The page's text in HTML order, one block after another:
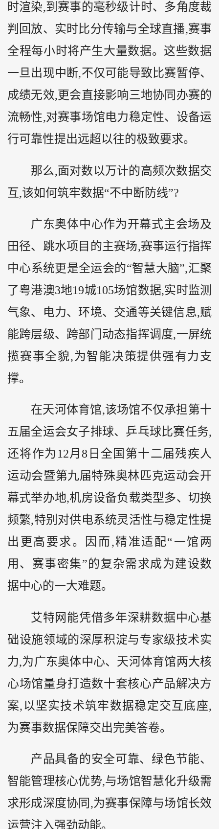
时渲染,到赛事的毫秒级计时、多角度裁
判回放、实时比分传输与全球直播,赛事
全程每小时将产生大量数据。这些数据
一旦出现中断,不仅可能导致比赛暂停、
成绩无效,更会直接影响三地协同办赛的
流畅性,对赛事场馆电力稳定性、设备运
行可靠性提出远超以往的极致要求。
那么,面对数以万计的高频次数据交
互,该如何筑牢数据“不中断防线”?
广东奥体中心作为开幕式主会场及
田径、跳水项目的主赛场,赛事运行指挥
中心系统更是全运会的“智慧大脑”,汇聚
了粤港澳3地19城105场馆数据,实时监测
气象、电力、环境、交通等关键信息,赋
能跨层级、跨部门动态指挥调度,一屏统
揽赛事全貌,为智能决策提供强有力支
撑。
在天河体育馆,该场馆不仅承担第十
五届全运会女子排球、乒乓球比赛任务,
还将作为12月8日全国第十二届残疾人
运动会暨第九届特殊奥林匹克运动会开
幕式举办地,机房设备负载类型多、切换
频繁,特别对供电系统灵活性与稳定性提
出更高要求。因而,精准适配“一馆两
用、赛事密集”的复杂需求成为建设数
据中心的一大难题。
艾特网能凭借多年深耕数据中心基
础设施领域的深厚积淀与专家级技术实
力,为广东奥体中心、天河体育馆两大核
心场馆量身打造数十套核心产品解决方
案,以坚实技术筑牢数据稳定交互底座,
为赛事数据保障交出完美答卷。
产品具备的安全可靠、绿色节能、
智能管理核心优势,与场馆智慧化升级需
求形成深度协同,为赛事保障与场馆长效
运营注入强劲动能。